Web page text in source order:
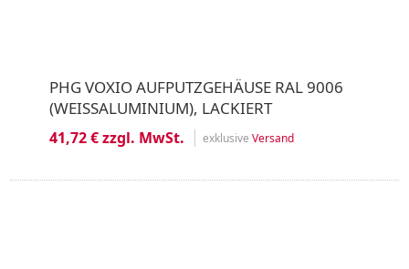
PHG VOXIO AUFPUTZGEHÄUSE RAL 9006
(WEISSALUMINIUM), LACKIERT
41,72 € zzgl. MwSt. exklusive Versand